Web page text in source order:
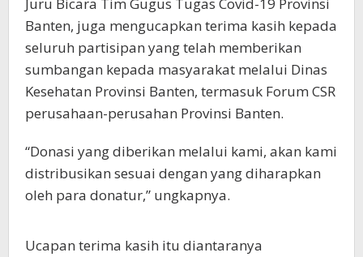
Banten, juga mengucapkan terima kasih kepada
seluruh partisipan yang telah memberikan
sumbangan kepada masyarakat melalui Dinas
Kesehatan Provinsi Banten, termasuk Forum CSR
perusahaan-perusahan Provinsi Banten.
“Donasi yang diberikan melalui kami, akan kami
distribusikan sesuai dengan yang diharapkan
oleh para donatur,” ungkapnya.
Ucapan terima kasih itu diantaranya